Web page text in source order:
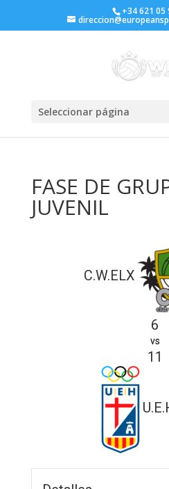
+34 621 05
Seleccionar página
FASE DE
JUVENIL
C.W.ELX
6
vs
11